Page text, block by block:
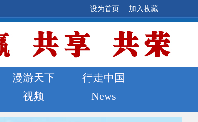
加入收藏
设为首页
漫游天下
行走中国
视频 News